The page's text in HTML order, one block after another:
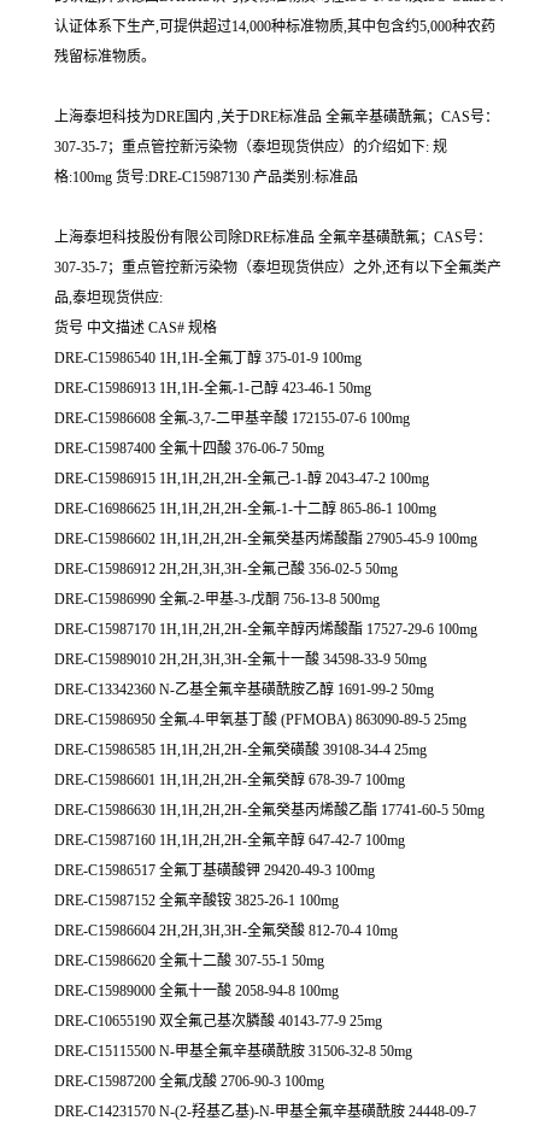
认证体系下生产,可提供超过14,000种标准物质,其中包含约5,000种农药
残留标准物质。
上海泰坦科技为DRE国内 ,关于DRE标准品 全氟辛基磺酰氟；CAS号：
307-35-7；重点管控新污染物（泰坦现货供应）的介绍如下: 规
格:100mg 货号:DRE-C15987130 产品类别:标准品
上海泰坦科技股份有限公司除DRE标准品 全氟辛基磺酰氟；CAS号：
307-35-7；重点管控新污染物（泰坦现货供应）之外,还有以下全氟类产
品,泰坦现货供应:
货号 中文描述 CAS# 规格
DRE-C15986540 1H,1H-全氟丁醇 375-01-9 100mg
DRE-C15986913 1H,1H-全氟-1-己醇 423-46-1 50mg
DRE-C15986608 全氟-3,7-二甲基辛酸 172155-07-6 100mg
DRE-C15987400 全氟十四酸 376-06-7 50mg
DRE-C15986915 1H,1H,2H,2H-全氟己-1-醇 2043-47-2 100mg
DRE-C16986625 1H,1H,2H,2H-全氟-1-十二醇 865-86-1 100mg
DRE-C15986602 1H,1H,2H,2H-全氟癸基丙烯酸酯 27905-45-9 100mg
DRE-C15986912 2H,2H,3H,3H-全氟己酸 356-02-5 50mg
DRE-C15986990 全氟-2-甲基-3-戊酮 756-13-8 500mg
DRE-C15987170 1H,1H,2H,2H-全氟辛醇丙烯酸酯 17527-29-6 100mg
DRE-C15989010 2H,2H,3H,3H-全氟十一酸 34598-33-9 50mg
DRE-C13342360 N-乙基全氟辛基磺酰胺乙醇 1691-99-2 50mg
DRE-C15986950 全氟-4-甲氧基丁酸 (PFMOBA) 863090-89-5 25mg
DRE-C15986585 1H,1H,2H,2H-全氟癸磺酸 39108-34-4 25mg
DRE-C15986601 1H,1H,2H,2H-全氟癸醇 678-39-7 100mg
DRE-C15986630 1H,1H,2H,2H-全氟癸基丙烯酸乙酯 17741-60-5 50mg
DRE-C15987160 1H,1H,2H,2H-全氟辛醇 647-42-7 100mg
DRE-C15986517 全氟丁基磺酸钾 29420-49-3 100mg
DRE-C15987152 全氟辛酸铵 3825-26-1 100mg
DRE-C15986604 2H,2H,3H,3H-全氟癸酸 812-70-4 10mg
DRE-C15986620 全氟十二酸 307-55-1 50mg
DRE-C15989000 全氟十一酸 2058-94-8 100mg
DRE-C10655190 双全氟己基次膦酸 40143-77-9 25mg
DRE-C15115500 N-甲基全氟辛基磺酰胺 31506-32-8 50mg
DRE-C15987200 全氟戊酸 2706-90-3 100mg
DRE-C14231570 N-(2-羟基乙基)-N-甲基全氟辛基磺酰胺 24448-09-7